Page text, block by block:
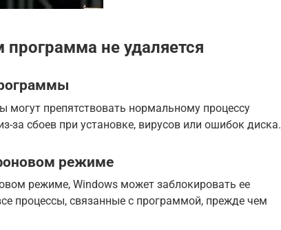
не удаляется
препятствовать нормальному процессу
за сбоев при установке, вирусов или ошибок диска.
режиме
режиме, Windows может заблокировать ее
процессы, связанные с программой, прежде чем